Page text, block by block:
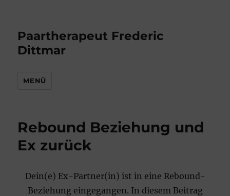
Paartherapeut Frederic
Dittmar
MENÜ
Rebound Beziehung und
Ex zurück
Dein(e) Ex-Partner(in) ist in eine Rebound-
Beziehung eingegangen. In diesem Beitrag